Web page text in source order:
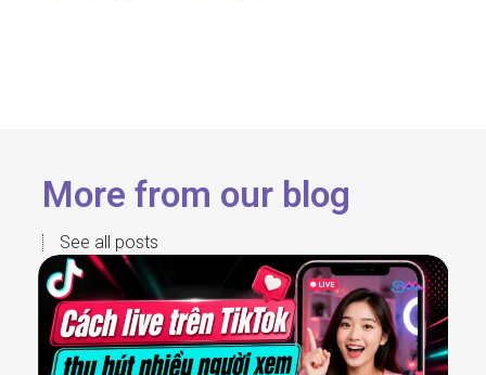
More from our blog
See all posts